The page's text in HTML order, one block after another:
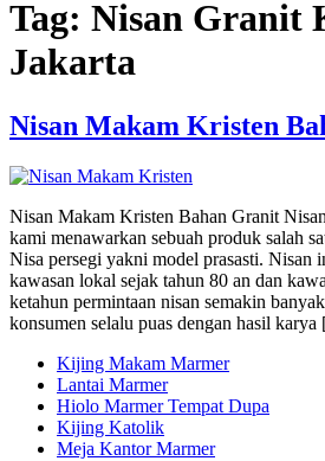
Tag: Nisan Granit
Jakarta
Nisan Makam Kristen
Nisan Makam Kristen Bahan Granit
kami menawarkan sebuah produk salah
Nisa persegi yakni model prasasti. Nisan
kawasan lokal sejak tahun 80 an dan
ketahun permintaan nisan semakin
konsumen selalu puas dengan hasil
Kijing Makam Marmer
Lantai Marmer
Hiolo Marmer Tempat Dupa
Kijing Katolik
Meja Kantor Marmer